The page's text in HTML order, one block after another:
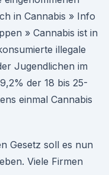
in Cannabis » Info
» Cannabis ist in
illegale
Jugendlichen im
der 18 bis 25-
einmal Cannabis
Gesetz soll es nun
Viele Firmen